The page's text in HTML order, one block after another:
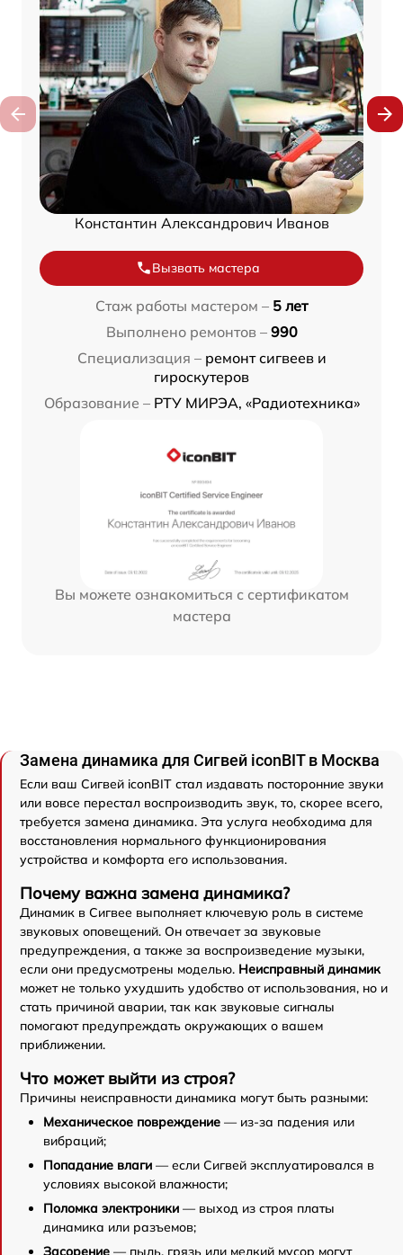
Константин Александрович Иванов
Вызвать мастера
Стаж работы мастером – 5 лет
Выполнено ремонтов – 990
Специализация – ремонт сигвеев и
гироскутеров
Образование – РТУ МИРЭА, «Радиотехника»
Вы можете ознакомиться с сертификатом
мастера
Замена динамика для Сигвей iconBIT в Москва
Если ваш Сигвей iconBIT стал издавать посторонние звуки
или вовсе перестал воспроизводить звук, то, скорее всего,
требуется замена динамика. Эта услуга необходима для
восстановления нормального функционирования
устройства и комфорта его использования.
Почему важна замена динамика?
Динамик в Сигвее выполняет ключевую роль в системе
звуковых оповещений. Он отвечает за звуковые
предупреждения, а также за воспроизведение музыки,
если они предусмотрены моделью. Неисправный динамик
может не только ухудшить удобство от использования, но и
стать причиной аварии, так как звуковые сигналы
помогают предупреждать окружающих о вашем
приближении.
Что может выйти из строя?
Причины неисправности динамика могут быть разными:
Механическое повреждение — из-за падения или
вибраций;
Попадание влаги — если Сигвей эксплуатировался в
условиях высокой влажности;
Поломка электроники — выход из строя платы
динамика или разъемов;
Засорение — пыль, грязь или мелкий мусор могут